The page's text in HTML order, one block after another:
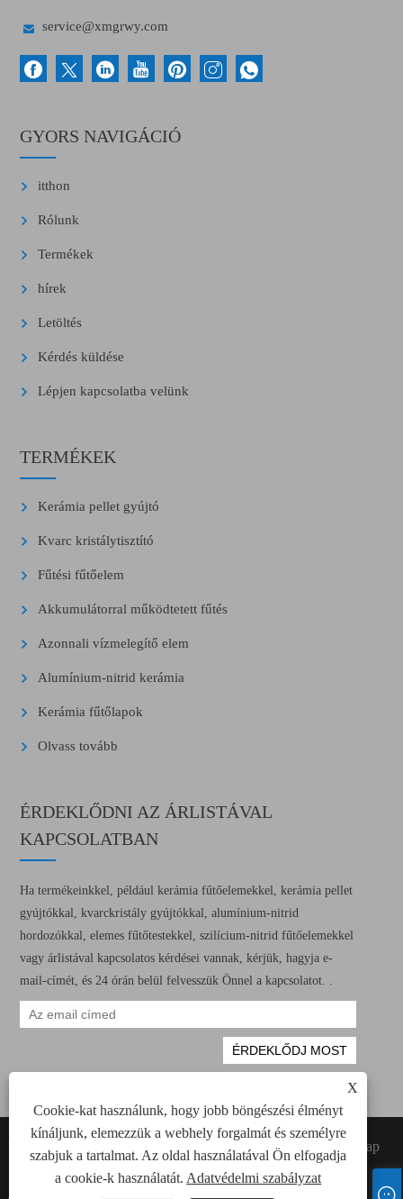
X
Cookie-kat használunk, hogy jobb böngészési élményt
kínáljunk, elemezzük a webhely forgalmát és személyre
szabjuk a tartalmat. Az oldal használatával Ön elfogadja
a cookie-k használatát. Adatvédelmi szabályzat
 service@xmgrwy.com
GYORS NAVIGÁCIÓ
itthon
Rólunk
Termékek
hírek
Letöltés
Kérdés küldése
Lépjen kapcsolatba velünk
TERMÉKEK
Kerámia pellet gyújtó
Kvarc kristálytisztító
Fűtési fűtőelem
Akkumulátorral működtetett fűtés
Azonnali vízmelegítő elem
Alumínium-nitrid kerámia
Kerámia fűtőlapok
Olvass tovább
ÉRDEKLŐDNI AZ ÁRLISTÁVAL
KAPCSOLATBAN
Ha termékeinkkel, például kerámia fűtőelemekkel, kerámia pellet
gyújtókkal, kvarckristály gyújtókkal, alumínium-nitrid
hordozókkal, elemes fűtőtestekkel, szilícium-nitrid fűtőelemekkel
vagy árlistával kapcsolatos kérdései vannak, kérjük, hagyja e-
mail-címét, és 24 órán belül felvesszük Önnel a kapcsolatot. .
Copyright © 2022 Xiamen Green Way
Electronic Technology Co., Ltd. Minden
kerámia fűtési elem, kerámia pellet gyújtók
Sitemap
RSS